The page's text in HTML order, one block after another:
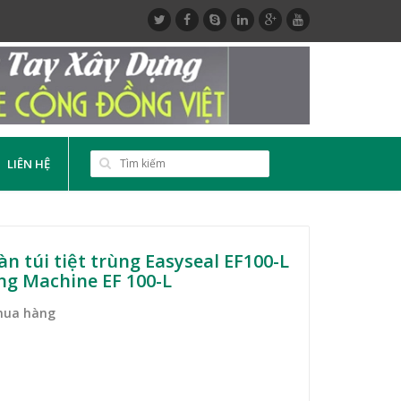
LIÊN HỆ
túi tiệt trùng Easyseal EF100-L
Machine EF 100-L
hàng